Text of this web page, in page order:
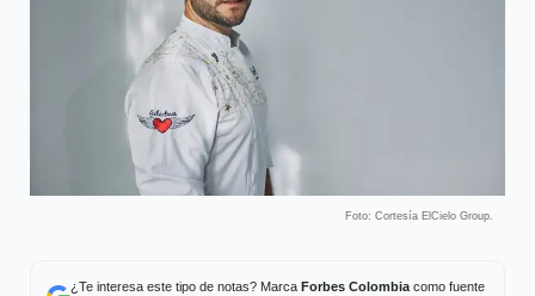
Foto: Cortesía ElCielo Group.
¿Te interesa este tipo de notas? Marca Forbes Colombiacomo fuente